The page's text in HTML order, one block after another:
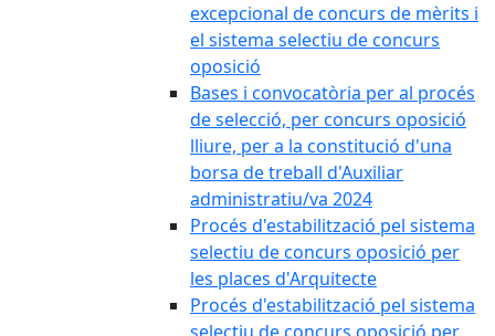
excepcional de concurs de mèrits i
el sistema selectiu de concurs
oposició
Bases i convocatòria per al procés
de selecció, per concurs oposició
lliure, per a la constitució d'una
borsa de treball d'Auxiliar
administratiu/va 2024
Procés d'estabilització pel sistema
selectiu de concurs oposició per
les places d'Arquitecte
Procés d'estabilització pel sistema